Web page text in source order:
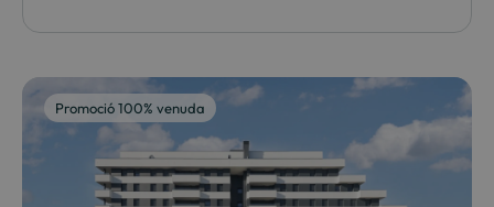
Promoció 100% venuda